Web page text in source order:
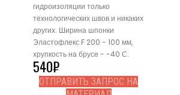
гидроизоляции только
технологических швов и никаких
других. Ширина шпонки
Эластофлекс F 200 - 100 мм,
хрупкость на брусе - -40 С.
540₽
ОТПРАВИТЬ ЗАПРОС НА